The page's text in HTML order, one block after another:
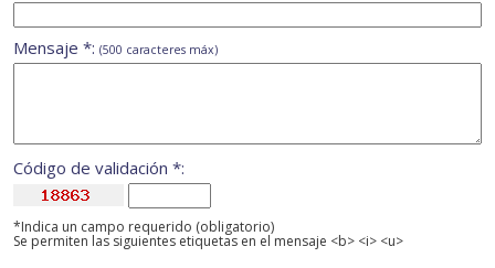
Mensaje *: (500 caracteres máx)
Código de validación *:
*Indica un campo requerido (obligatorio)
Se permiten las siguientes etiquetas en el mensaje <b> <i> <u>